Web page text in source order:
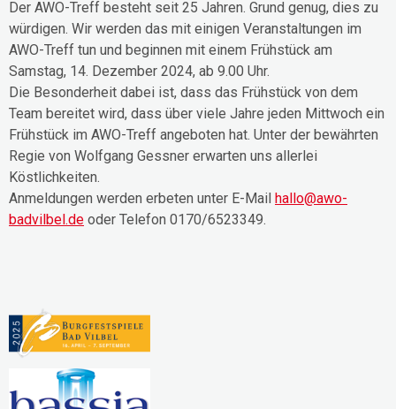
Der AWO-Treff besteht seit 25 Jahren. Grund genug, dies zu
würdigen. Wir werden das mit einigen Veranstaltungen im
AWO-Treff tun und beginnen mit einem Frühstück am
Samstag, 14. Dezember 2024, ab 9.00 Uhr.
Die Besonderheit dabei ist, dass das Frühstück von dem
Team bereitet wird, dass über viele Jahre jeden Mittwoch ein
Frühstück im AWO-Treff angeboten hat. Unter der bewährten
Regie von Wolfgang Gessner erwarten uns allerlei
Köstlichkeiten.
Anmeldungen werden erbeten unter E-Mail hallo@awo-
badvilbel.de oder Telefon 0170/6523349.